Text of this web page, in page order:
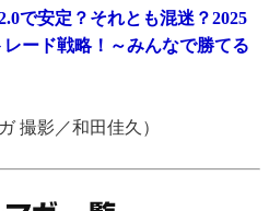
で安定？それとも混迷？2025
ード戦略！～みんなで勝てる
撮影／和田佳久）